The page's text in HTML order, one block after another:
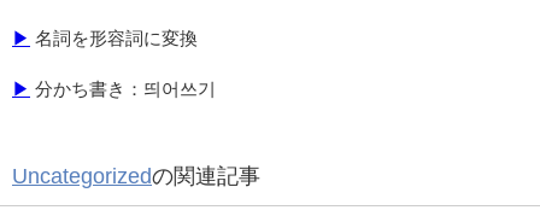
▶ 名詞を形容詞に変換
▶ 分かち書き：띄어쓰기
Uncategorizedの関連記事